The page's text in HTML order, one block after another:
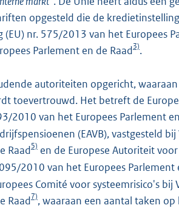
opgesteld die de
nr. 575/2013 van het Europees
Parlement en de Raad3).
autoriteiten opgericht,
toevertrouwd. Het betreft de
2010 van het Europees Parlement
(EAVB), vastgesteld bij
Raad5) en de Europese Autoriteit
2010 van het Europees Parlement
Comité voor systeemrisico's bij
Raad7), waaraan een aantal taken op